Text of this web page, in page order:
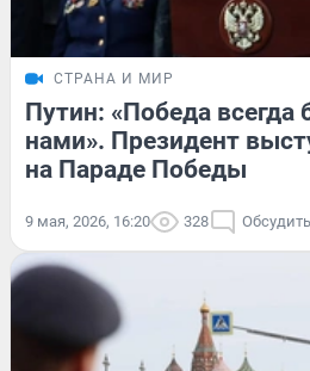
СТРАНА И МИР
Путин: «Победа всегда
нами». Президент
на Параде Победы
9 мая, 2026, 16:20 328 Обсудить